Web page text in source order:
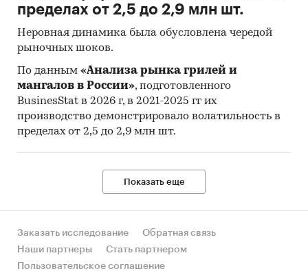
пределах от 2,5 до 2,9 млн шт.
Неровная динамика была обусловлена чередой
рыночных шоков.
По данным «Анализа рынка грилей и
мангалов в России», подготовленного
BusinesStat в 2026 г, в 2021-2025 гг их
производство демонстрировало волатильность в
пределах от 2,5 до 2,9 млн шт.
Показать еще
Заказать исследование
Обратная связь
Наши партнеры
Стать партнером
Пользовательское соглашение